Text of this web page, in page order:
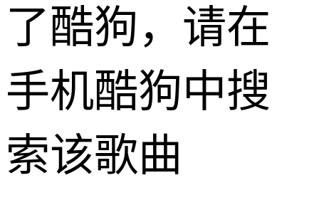
了酷狗，请在
手机酷狗中搜
索该歌曲